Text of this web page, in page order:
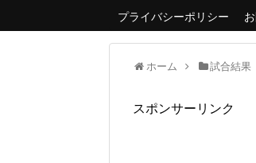
プライバシーポリシー
ホーム 試合結果
スポンサーリンク